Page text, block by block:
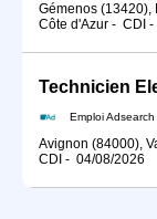
Gémenos (13420),
Côte d'Azur - CDI -
Technicien
Emploi Adsearch
Avignon (84000),
CDI - 04/08/2026